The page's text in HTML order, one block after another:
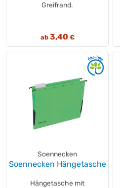
Greifrand.
ab 3,40 €
Soennecken
Soennecken Hängetasche
Hängetasche mit